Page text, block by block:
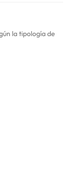
la tipología de